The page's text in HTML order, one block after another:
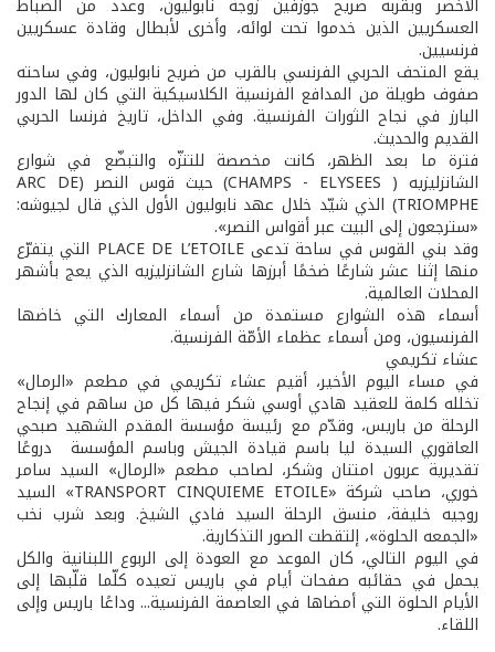
العسكريين الذين خدموا تحت لوائه، وأخرى لأبطال وقادة عسكريين
فرنسيين.
يقع المتحف الحربي الفرنسي بالقرب من ضريح نابوليون، وفي ساحته
صفوف طويلة من المدافع الفرنسية الكلاسيكية التي كان لها الدور
البارز في نجاح الثورات الفرنسية. وفي الداخل، تاريخ فرنسا الحربي
القديم والحديث.
فترة ما بعد الظهر، كانت مخصصة للتنزّه والتبضّع في شوارع
الشانزليزيه ( CHAMPS - ELYSEES) حيث قوس النصر (ARC DE
TRIOMPHE) الذي شيّد خلال عهد نابوليون الأول الذي قال لجيوشه:
«سترجعون إلى البيت عبر أقواس النصر».
وقد بني القوس في ساحة تدعى PLACE DE L’ETOILE التي يتفرّع
منها إثنا عشر شارعًا ضخمًا أبرزها شارع الشانزليزيه الذي يعج بأشهر
المحلات العالمية.
أسماء هذه الشوارع مستمدة من أسماء المعارك التي خاضها
الفرنسيون، ومن أسماء عظماء الأمّة الفرنسية.
عشاء تكريمي
في مساء اليوم الأخير، أقيم عشاء تكريمي في مطعم «الرمال»
تخلله كلمة للعقيد هادي أوسي شكر فيها كل من ساهم في إنجاح
الرحلة من باريس، وقدّم مع رئيسة مؤسسة المقدم الشهيد صبحي
العاقوري السيدة ليا باسم قيادة الجيش وباسم المؤسسة دروعًا
تقديرية عربون امتنان وشكر، لصاحب مطعم «الرمال» السيد سامر
خوري، صاحب شركة «TRANSPORT CINQUIEME ETOILE» السيد
روجيه خليفة، منسق الرحلة السيد فادي الشيخ. وبعد شرب نخب
«الجمعه الحلوة»، إلتقطت الصور التذكارية.
في اليوم التالي، كان الموعد مع العودة إلى الربوع اللبنانية والكل
يحمل في حقائبه صفحات أيام في باريس تعيده كلّما قلّبها إلى
الأيام الحلوة التي أمضاها في العاصمة الفرنسية... وداعًا باريس وإلى
اللقاء.